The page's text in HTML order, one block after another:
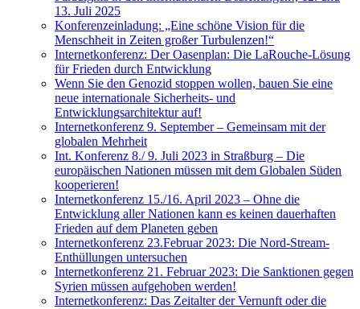
13. Juli 2025
Konferenzeinladung: „Eine schöne Vision für die
Menschheit in Zeiten großer Turbulenzen!“
Internetkonferenz: Der Oasenplan: Die LaRouche-Lösung
für Frieden durch Entwicklung
Wenn Sie den Genozid stoppen wollen, bauen Sie eine
neue internationale Sicherheits- und
Entwicklungsarchitektur auf!
Internetkonferenz 9. September – Gemeinsam mit der
globalen Mehrheit
Int. Konferenz 8./ 9. Juli 2023 in Straßburg – Die
europäischen Nationen müssen mit dem Globalen Süden
kooperieren!
Internetkonferenz 15./16. April 2023 – Ohne die
Entwicklung aller Nationen kann es keinen dauerhaften
Frieden auf dem Planeten geben
Internetkonferenz 23.Februar 2023: Die Nord-Stream-
Enthüllungen untersuchen
Internetkonferenz 21. Februar 2023: Die Sanktionen gegen
Syrien müssen aufgehoben werden!
Internetkonferenz: Das Zeitalter der Vernunft oder die